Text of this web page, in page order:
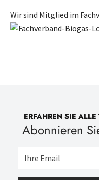
Wir sind Mitglied im
ERFAHREN SIE
Abonnieren